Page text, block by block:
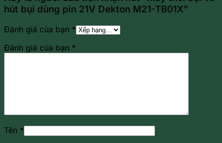
hút bụi dùng pin 21V Dekton M21-TB01X”
Đánh giá của bạn *
Đánh giá của bạn *
Tên *